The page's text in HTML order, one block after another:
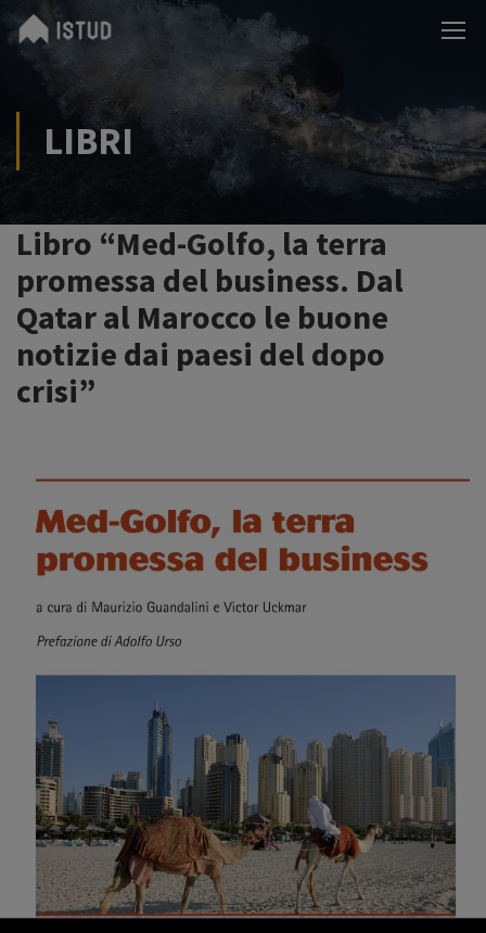
LIBRI
Libro “Med-Golfo, la terra
promessa del business. Dal
Qatar al Marocco le buone
notizie dai paesi del dopo
crisi”